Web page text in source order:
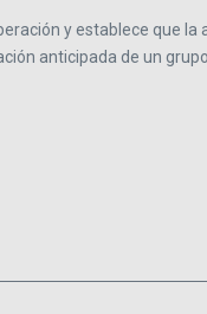
y establece que
anticipada de un